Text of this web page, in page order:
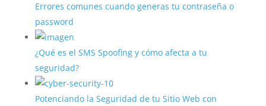
Errores comunes cuando generas tu contraseña o
password
¿Qué es el SMS Spoofing y cómo afecta a tu
seguridad?
Potenciando la Seguridad de tu Sitio Web con